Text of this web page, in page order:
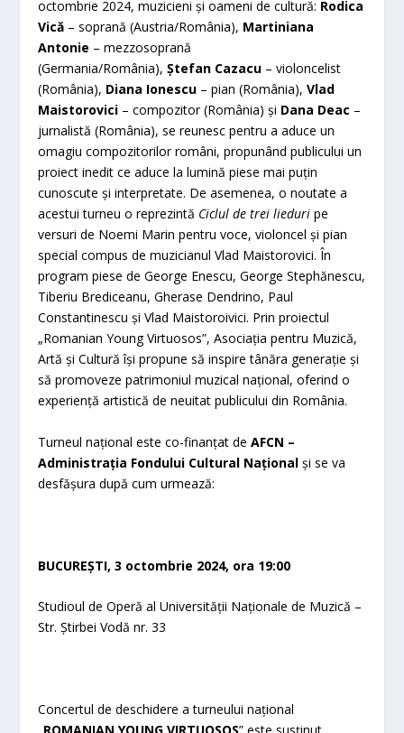
octombrie 2024, muzicieni și oameni de cultură: Rodica
Vică – soprană (Austria/România), Martiniana
Antonie – mezzosoprană
(Germania/România),Ștefan Cazacu – violoncelist
(România), Diana Ionescu – pian (România),Vlad
Maistorovici – compozitor (România) și Dana Deac –
jurnalistă (România), se reunesc pentru a aduce un
omagiu compozitorilor români, propunând publicului un
proiect inedit ce aduce la lumină piese mai puțin
cunoscute și interpretate. De asemenea, o noutate a
acestui turneu o reprezintă Ciclul de trei lieduri pe
versuri de Noemi Marin pentru voce, violoncel și pian
special compus de muzicianul Vlad Maistorovici. În
program piese de George Enescu, George Stephănescu,
Tiberiu Brediceanu, Gherase Dendrino, Paul
Constantinescu și Vlad Maistoroivici. Prin proiectul
„Romanian Young Virtuosos”, Asociația pentru Muzică,
Artă și Cultură își propune să inspire tânăra generație și
să promoveze patrimoniul muzical național, oferind o
experiență artistică de neuitat publicului din România.
Turneul național este co-finanțat deAFCN –
Administrația Fondului Cultural Național și se va
desfășura după cum urmează:
BUCUREȘTI, 3 octombrie 2024, ora 19:00
Studioul de Operă al Universității Naționale de Muzică –
Str. Știrbei Vodă nr. 33
Concertul de deschidere a turneului național